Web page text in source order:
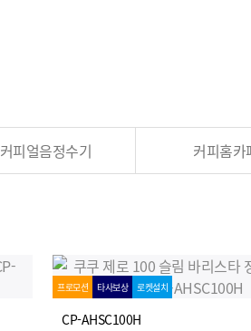
커피얼음정수기 커피홈카
프로모션 타사보상 로켓설치
CP-AHSC100H